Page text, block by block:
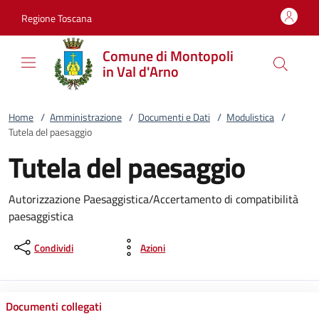
Regione Toscana
Comune di Montopoli
in Val d'Arno
Home / Amministrazione / Documenti e Dati / Modulistica /
Tutela del paesaggio
Tutela del paesaggio
Autorizzazione Paesaggistica/Accertamento di compatibilità
paesaggistica
Condividi Azioni
Documenti collegati